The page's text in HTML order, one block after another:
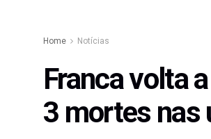
Home Notícias
Franca volta
3 mortes nas